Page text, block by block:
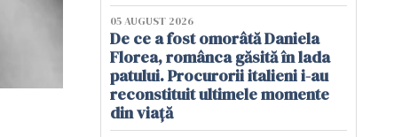
05 AUGUST 2026
De ce a fost omorâtă Daniela
Florea, românca găsită în lada
patului. Procurorii italieni i-au
reconstituit ultimele momente
din viață